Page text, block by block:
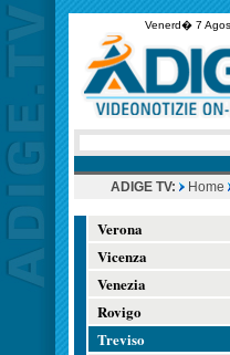
Venerd� 7
ADIGE TV: Home
Verona
Vicenza
Venezia
Rovigo
Treviso